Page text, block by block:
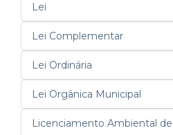
Lei
Lei Complementar
Lei Ordinária
Lei Orgânica Municipal
Licenciamento Ambiental